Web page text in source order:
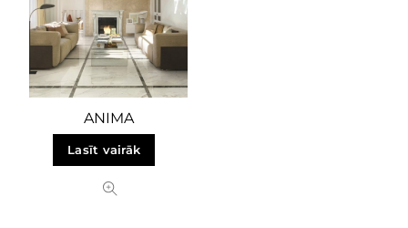
ANIMA
Lasīt vairāk